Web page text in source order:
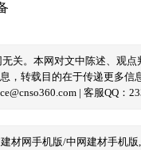
无关。本网对文中陈述、观
，转载目的在于传递更多
| 客服QQ：
材网手机版/中网建材手机版